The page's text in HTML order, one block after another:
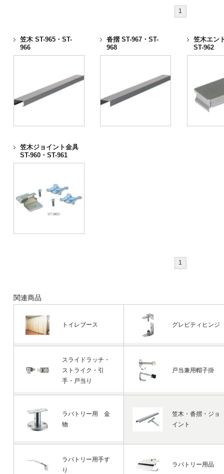
1
笠木 ST-965・ST-
966
沓摺 ST-967・ST-
968
笠木エン
ST-962
笠木ジョイント金具
ST-960・ST-961
1
関連商品
トイレブース グレビティヒンジ
スライドラッチ・
ストライク・引
手・戸当り
戸当兼用帽子掛
ラバトリー用 金
物
笠木・沓摺・ジョ
イント
ラバトリー用手す
り
ラバトリー用品